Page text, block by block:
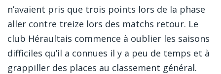
n’avaient pris que trois points lors de la phase
aller contre treize lors des matchs retour. Le
club Héraultais commence à oublier les saisons
difficiles qu’il a connues il y a peu de temps et à
grappiller des places au classement général.